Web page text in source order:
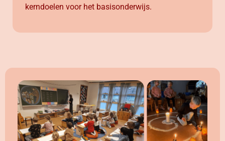
kerndoelen voor het basisonderwijs.